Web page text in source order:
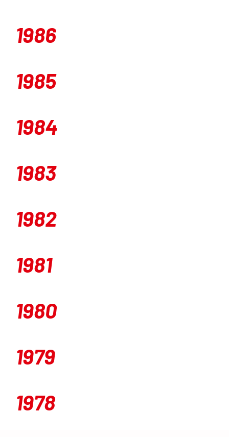
1986
1985
1984
1983
1982
1981
1980
1979
1978